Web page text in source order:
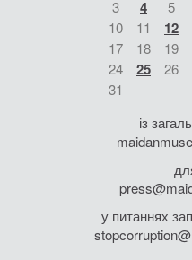
3 4 5
10
11 12
17
18 19
24
25 26
31
із
у питаннях